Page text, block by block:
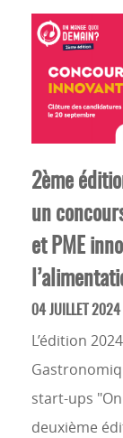
2ème
un
et PME
04 JUILLET 2024
L’édition
start-ups
deuxième